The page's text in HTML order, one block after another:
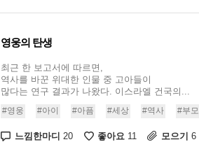
영웅의 탄생
최근 한 보고서에 따르면,
역사를 바꾼 위대한 인물 중 고아들이
많다는 연구 결과가 나왔다. 이스라엘 건국의...
#영웅 #아이 #아픔 #세상 #역사 #부모
느낌한마디 20 좋아요 11 모으기 6